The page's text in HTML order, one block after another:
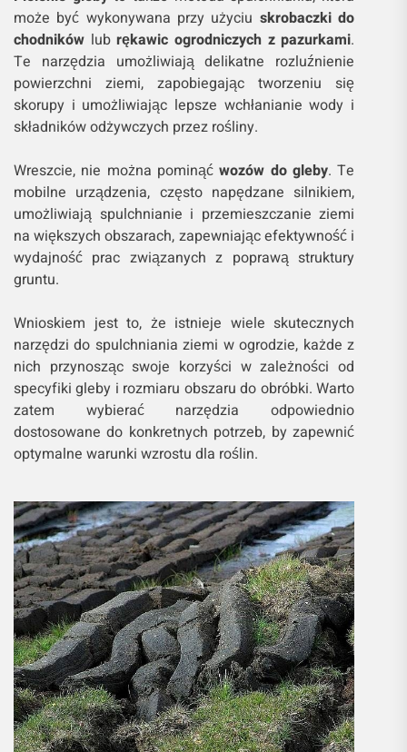
może być wykonywana przy użyciu skrobaczki do
chodników lubrękawic ogrodniczych z pazurkami.
Te narzędzia umożliwiają delikatne rozluźnienie
powierzchni ziemi, zapobiegając tworzeniu się
skorupy i umożliwiając lepsze wchłanianie wody i
składników odżywczych przez rośliny.
Wreszcie, nie można pominąćwozów do gleby. Te
mobilne urządzenia, często napędzane silnikiem,
umożliwiają spulchnianie i przemieszczanie ziemi
na większych obszarach, zapewniając efektywność i
wydajność prac związanych z poprawą struktury
gruntu.
Wnioskiem jest to, że istnieje wiele skutecznych
narzędzi do spulchniania ziemi w ogrodzie, każde z
nich przynosząc swoje korzyści w zależności od
specyfiki gleby i rozmiaru obszaru do obróbki. Warto
zatem wybierać narzędzia odpowiednio
dostosowane do konkretnych potrzeb, by zapewnić
optymalne warunki wzrostu dla roślin.